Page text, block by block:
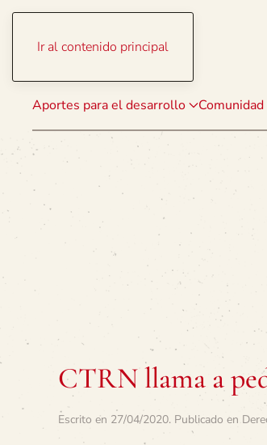
Ir al contenido principal
Aportes para el desarrollo Comunidad
CTRN llama a
Escrito en 27/04/2020. Publicado en